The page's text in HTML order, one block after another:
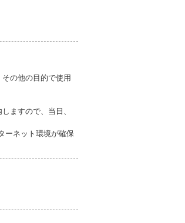
の他の目的で使用
ますので、当日、
ーネット環境が確保